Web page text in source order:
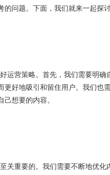
问题。下面，我们就来一起探
运营策略。首先，我们需要明确
更好地吸引和留住用户。我们也
想要的内容。
关重要的。我们需要不断地优